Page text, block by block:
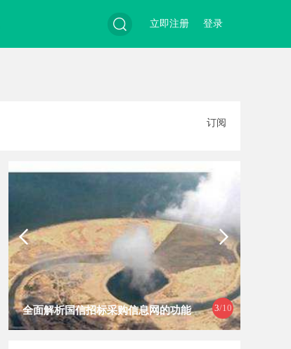
登录
立即注册
订阅
3/10
全面解析国信招标采购信息网的功能